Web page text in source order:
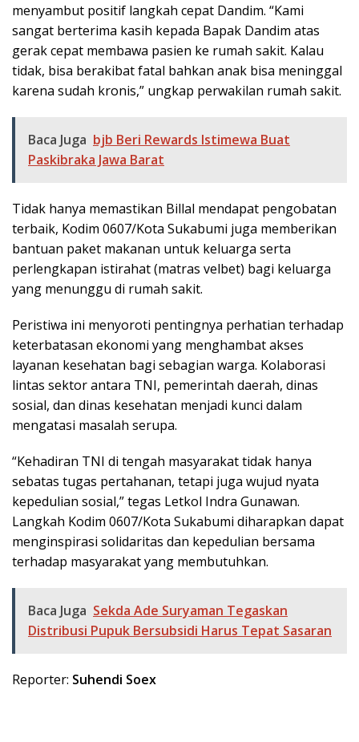
menyambut positif langkah cepat Dandim. “Kami
sangat berterima kasih kepada Bapak Dandim atas
gerak cepat membawa pasien ke rumah sakit. Kalau
tidak, bisa berakibat fatal bahkan anak bisa meninggal
karena sudah kronis,” ungkap perwakilan rumah sakit.
Baca Juga bjb Beri Rewards Istimewa Buat
Paskibraka Jawa Barat
Tidak hanya memastikan Billal mendapat pengobatan
terbaik, Kodim 0607/Kota Sukabumi juga memberikan
bantuan paket makanan untuk keluarga serta
perlengkapan istirahat (matras velbet) bagi keluarga
yang menunggu di rumah sakit.
Peristiwa ini menyoroti pentingnya perhatian terhadap
keterbatasan ekonomi yang menghambat akses
layanan kesehatan bagi sebagian warga. Kolaborasi
lintas sektor antara TNI, pemerintah daerah, dinas
sosial, dan dinas kesehatan menjadi kunci dalam
mengatasi masalah serupa.
“Kehadiran TNI di tengah masyarakat tidak hanya
sebatas tugas pertahanan, tetapi juga wujud nyata
kepedulian sosial,” tegas Letkol Indra Gunawan.
Langkah Kodim 0607/Kota Sukabumi diharapkan dapat
menginspirasi solidaritas dan kepedulian bersama
terhadap masyarakat yang membutuhkan.
Baca Juga Sekda Ade Suryaman Tegaskan
Distribusi Pupuk Bersubsidi Harus Tepat Sasaran
Reporter: Suhendi Soex